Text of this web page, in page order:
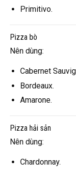
Primitivo.
Pizza bò
Nên dùng:
Cabernet
Bordeaux.
Amarone.
Pizza hải sản
Nên dùng:
Chardonnay.